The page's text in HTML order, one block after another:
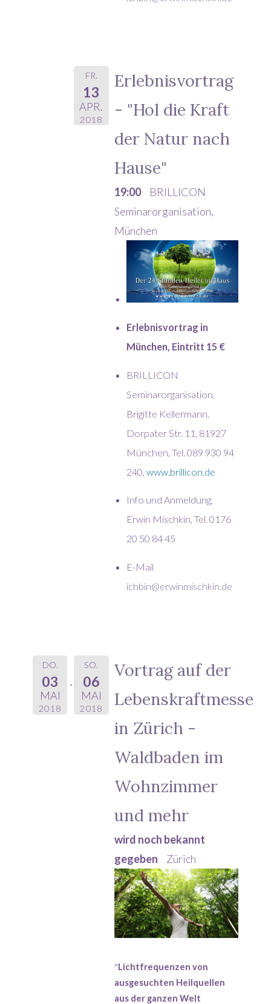
FR.
13
APR.
2018
Erlebnisvortrag
- "Hol die Kraft
der Natur nach
Hause"
19:00
BRILLICON
Seminarorganisation,
München
Erlebnisvortrag in
München, Eintritt 15 €
BRILLICON
Seminarorganisation,
Brigitte Kellermann,
Dorpater Str. 11, 81927
München, Tel. 089 930 94
240, www.brillicon.de
Info und Anmeldung,
Erwin Mischkin, Tel. 0176
20 50 84 45
E-Mail
ichbin@erwinmischkin.de
DO.
03
MAI
2018
SO.
06
MAI
2018
Vortrag auf der
Lebenskraftmesse
in Zürich -
Waldbaden im
Wohnzimmer
und mehr
wird noch bekannt
gegeben
Zürich
"Lichtfrequenzen von
ausgesuchten Heilquellen
aus der ganzen Welt